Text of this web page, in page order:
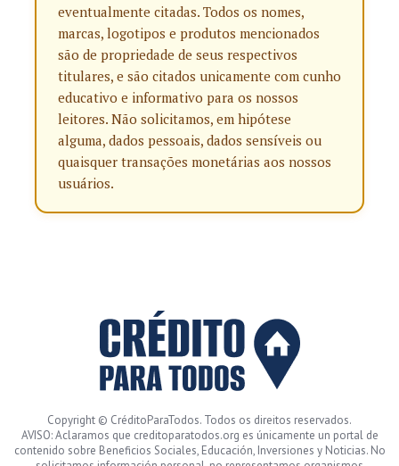
eventualmente citadas. Todos os nomes,
marcas, logotipos e produtos mencionados
são de propriedade de seus respectivos
titulares, e são citados unicamente com cunho
educativo e informativo para os nossos
leitores. Não solicitamos, em hipótese
alguma, dados pessoais, dados sensíveis ou
quaisquer transações monetárias aos nossos
usuários.
Copyright © CréditoParaTodos. Todos os direitos reservados.
AVISO: Aclaramos que creditoparatodos.org es únicamente un portal de
contenido sobre Beneficios Sociales, Educación, Inversiones y Noticias. No